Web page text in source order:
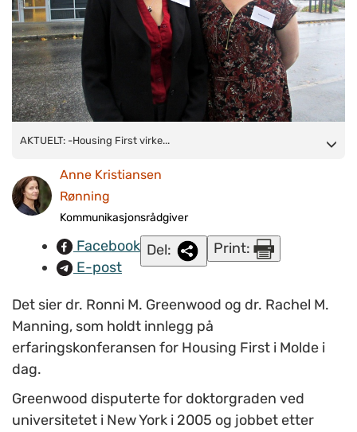
AKTUELT: -Housing First virker, over hele verden. Og det er
dette, konstaterer forskerne Ronni M. Greenwood og Rachel M.
Manning, som holdt innlegg på dagens konferanse i Molde.
(FOTO: Anne Kristiansen Rønning/NAPHA)
AKTUELT: -Housing First virke...
Anne Kristiansen
Rønning
Kommunikasjonsrådgiver
Facebook
E-post
Del: Print:
Det sier dr. Ronni M. Greenwood og dr. Rachel M.
Manning, som holdt innlegg på
erfaringskonferansen for Housing First i Molde i
dag.
Greenwood disputerte for doktorgraden ved
universitetet i New York i 2005 og jobbet etter